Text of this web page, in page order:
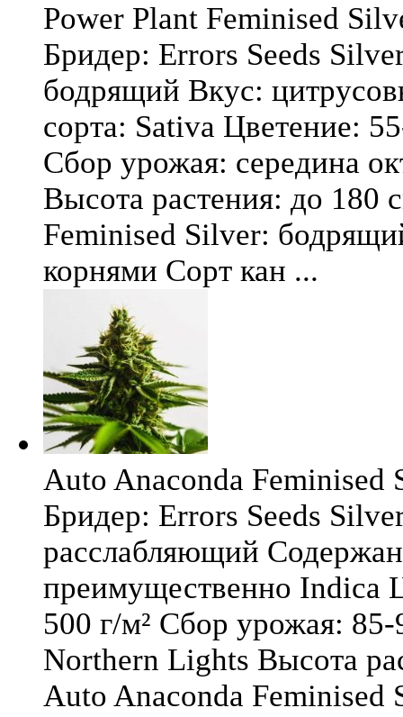
Power Plant Feminised
Бридер: Errors Seeds
бодрящий Вкус:
сорта: Sativa Цветение:
Сбор урожая: середина
Высота растения: до 180
Feminised Silver:
корнями Сорт кан ...
Auto Anaconda Feminised
Бридер: Errors Seeds
расслабляющий
преимущественно Indica
500 г/м² Сбор урожая:
Northern Lights Высота
Auto Anaconda